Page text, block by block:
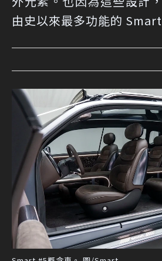
由史以來最多功能的 Smart